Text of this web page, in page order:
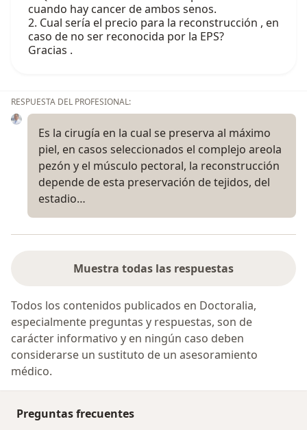
cuando hay cancer de ambos senos.
2. Cual sería el precio para la reconstrucción , en
caso de no ser reconocida por la EPS?
Gracias .
RESPUESTA DEL PROFESIONAL:
Es la cirugía en la cual se preserva al máximo
piel, en casos seleccionados el complejo areola
pezón y el músculo pectoral, la reconstrucción
depende de esta preservación de tejidos, del
estadio…
Muestra todas las respuestas
Todos los contenidos publicados en Doctoralia,
especialmente preguntas y respuestas, son de
carácter informativo y en ningún caso deben
considerarse un sustituto de un asesoramiento
médico.
Preguntas frecuentes